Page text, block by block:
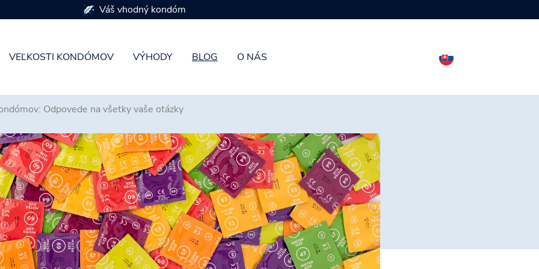
VEĽKOSTI KONDÓMOV VÝHODY BLOG O NÁS
K dispozícii je 7 veľkostí kondómov
Odpovede na všetky vaše otázky